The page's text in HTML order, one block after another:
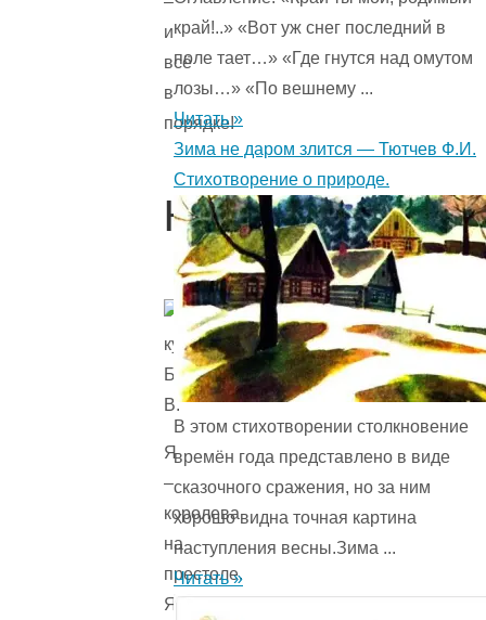
и
всё
в
порядке!
Королева
Я
–
королева
на
престоле.
Я
край!..» «Вот уж снег последний в
поле тает…» «Где гнутся над омутом
лозы…» «По вешнему ...
Читать »
Зима не даром злится — Тютчев Ф.И.
Стихотворение о природе.
В этом стихотворении столкновение
времён года представ­лено в виде
сказочного сражения, но за ним
хорошо видна точная картина
наступления весны.Зима ...
Читать »